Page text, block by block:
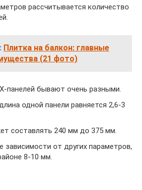
рассчитывается количество
Плитка на балкон: главные
(21 фото)
панелей бывают очень разными.
одной панели равняется 2,6-3
составлять 240 мм до 375 мм.
зависимости от других параметров,
8-10 мм.